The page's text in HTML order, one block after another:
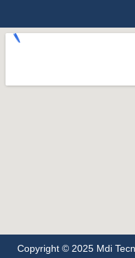
Copyright © 2025 Mdi